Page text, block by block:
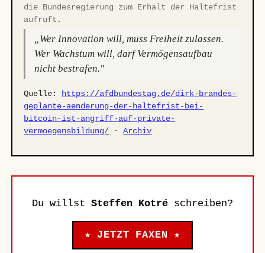
die Bundesregierung zum Erhalt der Haltefrist
aufruft.
„Wer Innovation will, muss Freiheit zulassen.
Wer Wachstum will, darf Vermögensaufbau
nicht bestrafen."
Quelle:
https://afdbundestag.de/dirk-brandes-
geplante-aenderung-der-haltefrist-bei-
bitcoin-ist-angriff-auf-private-
vermoegensbildung/ ·Archiv
Du willst Steffen Kotré schreiben?
★ JETZT FAXEN ★